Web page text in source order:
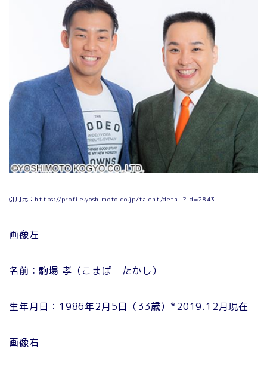
引用元：https://profile.yoshimoto.co.jp/talent/detail?id=2843
画像左
名前：駒場 孝（こまば たかし）
生年月日：1986年2月5日（33歳）*2019.12月現在
画像右